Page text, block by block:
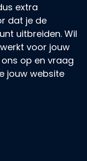
extra
dat je de
uitbreiden. Wil
voor jouw
op en vraag
jouw website